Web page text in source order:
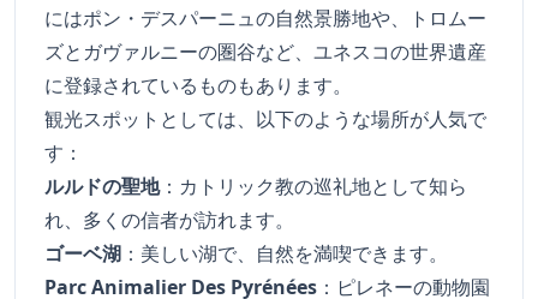
にはポン・デスパーニュの自然景勝地や、トロムー
ズとガヴァルニーの圏谷など、ユネスコの世界遺産
に登録されているものもあります。
観光スポットとしては、以下のような場所が人気で
す：
ルルドの聖地：カトリック教の巡礼地として知ら
れ、多くの信者が訪れます。
ゴーベ湖 ：美しい湖で、自然を満喫できます。
Parc Animalier Des Pyrénées ：ピレネーの動物園